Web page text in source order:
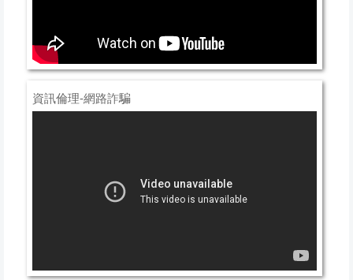
資訊倫理-網路詐騙